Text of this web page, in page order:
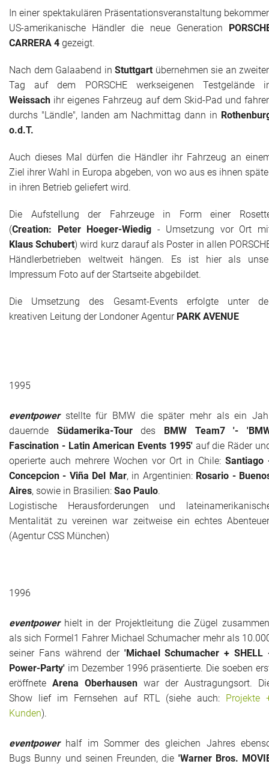
In einer spektakulären Präsentationsveranstaltung
US-amerikanische Händler die neue Generation
CARRERA 4 gezeigt.
Nach dem Galaabend in Stuttgart übernehmen sie an
Tag auf dem PORSCHE werkseigenen Testgelände
Weissach ihr eigenes Fahrzeug auf dem Skid-Pad und
durchs "Ländle", landen am Nachmittag dann in
o.d.T.
Auch dieses Mal dürfen die Händler ihr Fahrzeug an
Ziel ihrer Wahl in Europa abgeben, von wo aus es ihnen
in ihren Betrieb geliefert wird.
Die Aufstellung der Fahrzeuge in Form einer
(Creation: Peter Hoeger-Wiedig - Umsetzung vor Ort
Klaus Schubert) wird kurz darauf als Poster in allen
Händlerbetrieben weltweit hängen. Es ist hier als
Impressum Foto auf der Startseite abgebildet.
Die Umsetzung des Gesamt-Events erfolgte unter
kreativen Leitung der Londoner Agentur PARK AVENUE
1995
eventpowerstellte für BMW die später mehr als ein
dauernde Südamerika-Tourdes BMW Team7 '-
Fascination - Latin American Events 1995'auf die Räder
operierte auch mehrere Wochen vor Ort in Chile: Santiago
Concepcion - Viña Del Mar, in Argentinien: Rosario -
Aires, sowie in Brasilien: Sao Paulo.
Logistische Herausforderungen und
Mentalität zu vereinen war zeitweise ein echtes
(Agentur CSS München)
1996
eventpower hielt in der Projektleitung die Zügel
als sich Formel1 Fahrer Michael Schumacher mehr als
seiner Fans während der 'Michael Schumacher + SHELL
Power-Party' im Dezember 1996 präsentierte. Die soeben
eröffnete Arena Oberhausen war der Austragungsort.
Show lief im Fernsehen auf RTL (siehe auch: Projekte
Kunden).
eventpower half im Sommer des gleichen Jahres
Bugs Bunny und seinen Freunden, die 'Warner Bros.